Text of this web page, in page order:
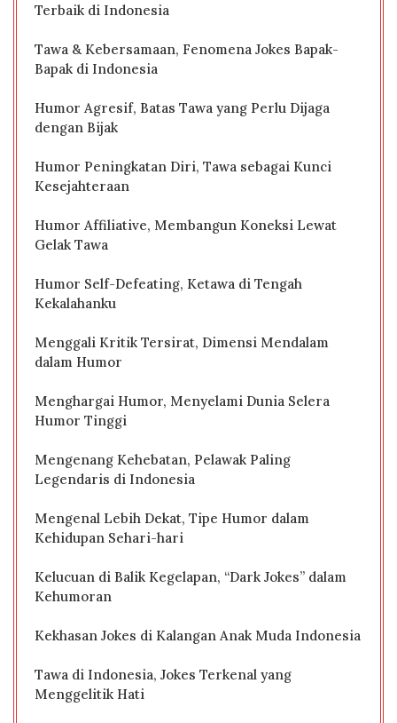
Terbaik di Indonesia
Tawa & Kebersamaan, Fenomena Jokes Bapak-
Bapak di Indonesia
Humor Agresif, Batas Tawa yang Perlu Dijaga
dengan Bijak
Humor Peningkatan Diri, Tawa sebagai Kunci
Kesejahteraan
Humor Affiliative, Membangun Koneksi Lewat
Gelak Tawa
Humor Self-Defeating, Ketawa di Tengah
Kekalahanku
Menggali Kritik Tersirat, Dimensi Mendalam
dalam Humor
Menghargai Humor, Menyelami Dunia Selera
Humor Tinggi
Mengenang Kehebatan, Pelawak Paling
Legendaris di Indonesia
Mengenal Lebih Dekat, Tipe Humor dalam
Kehidupan Sehari-hari
Kelucuan di Balik Kegelapan, “Dark Jokes” dalam
Kehumoran
Kekhasan Jokes di Kalangan Anak Muda Indonesia
Tawa di Indonesia, Jokes Terkenal yang
Menggelitik Hati